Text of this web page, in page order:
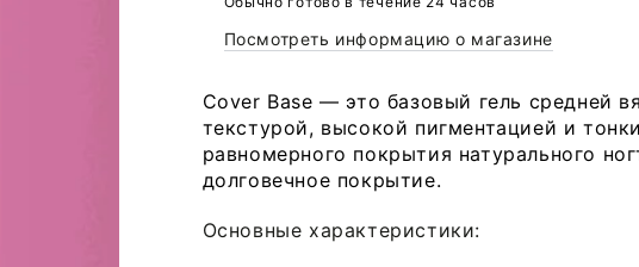
Base
LUNA,
13
мл
Base
LUNA,
мл
Посмотреть информацию о магазине
Cover Base — это базовый гель средней
текстурой, высокой пигментацией и
равномерного покрытия натурального
долговечное покрытие.
Основные характеристики: